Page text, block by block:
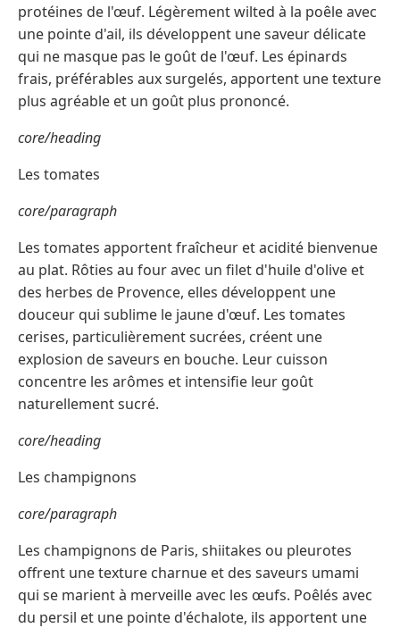
protéines de l'œuf. Légèrement wilted à la poêle avec
une pointe d'ail, ils développent une saveur délicate
qui ne masque pas le goût de l'œuf. Les épinards
frais, préférables aux surgelés, apportent une texture
plus agréable et un goût plus prononcé.
core/heading
Les tomates
core/paragraph
Les tomates apportent fraîcheur et acidité bienvenue
au plat. Rôties au four avec un filet d'huile d'olive et
des herbes de Provence, elles développent une
douceur qui sublime le jaune d'œuf. Les tomates
cerises, particulièrement sucrées, créent une
explosion de saveurs en bouche. Leur cuisson
concentre les arômes et intensifie leur goût
naturellement sucré.
core/heading
Les champignons
core/paragraph
Les champignons de Paris, shiitakes ou pleurotes
offrent une texture charnue et des saveurs umami
qui se marient à merveille avec les œufs. Poêlés avec
du persil et une pointe d'échalote, ils apportent une